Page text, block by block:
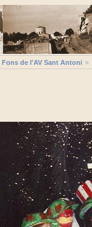
Fons de l'AV Sant Antoni